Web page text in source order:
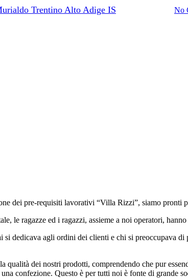
Trentino Alto Adige IS No
dei pre-requisiti lavorativi “Villa Rizzi”, siamo pronti
le ragazze ed i ragazzi, assieme a noi operatori,
dedicava agli ordini dei clienti e chi si preoccupava
qualità dei nostri prodotti, comprendendo che pur
confezione. Questo è per tutti noi è fonte di grande